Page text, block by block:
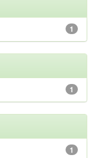
1
1
1